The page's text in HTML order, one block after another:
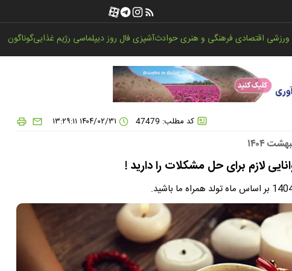
ورزشی اقتصادیفرهنگی و هنریحوادثآشپزیفال روزدیپلماسی رژیم غذاییگوناگون
کد مطلب: 47479